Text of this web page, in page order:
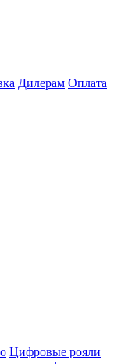
Дилерам Оплата
Цифровые рояли